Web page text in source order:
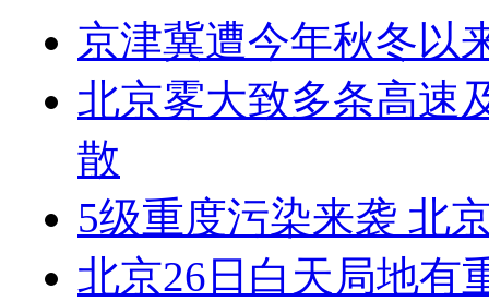
京津冀遭今年秋冬以
北京雾大致多条高速
散
5级重度污染来袭 北
北京26日白天局地有